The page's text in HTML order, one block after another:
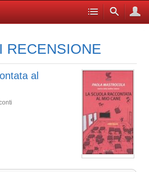
RECENSIONE
al